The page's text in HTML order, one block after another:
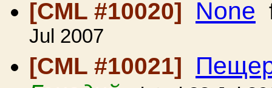
[CML #10020]
None
Jul 2007
[CML #10021]